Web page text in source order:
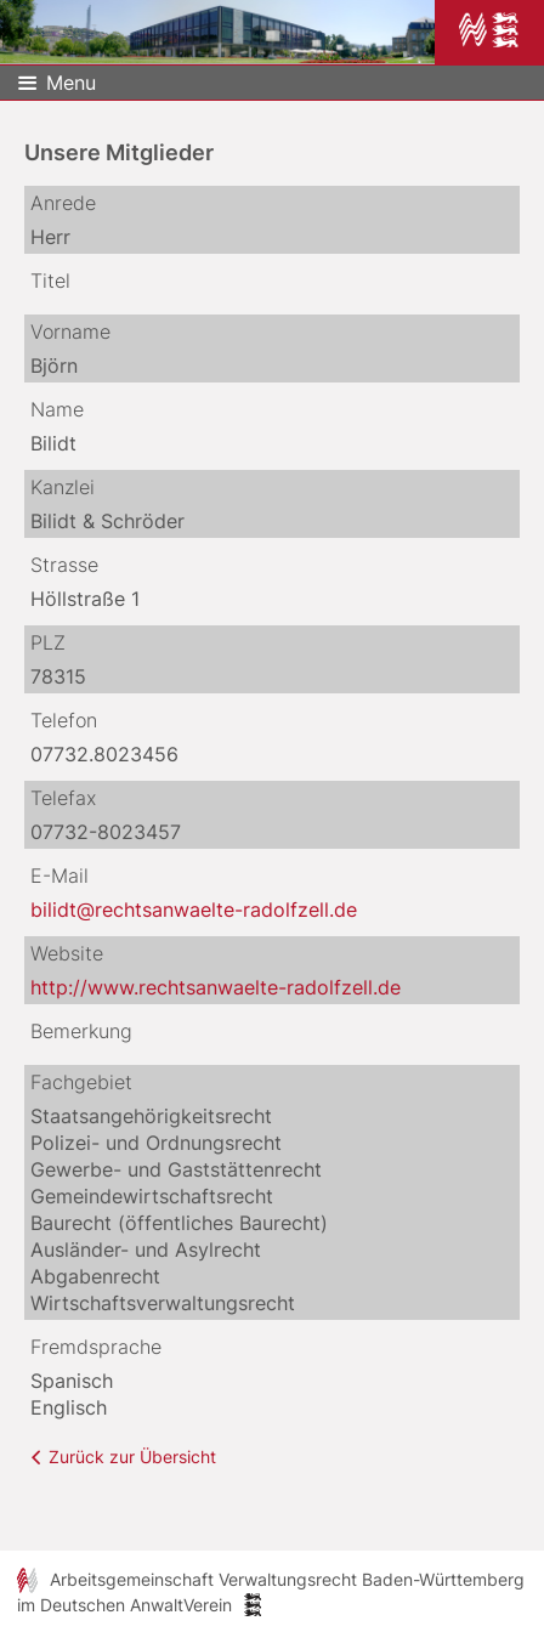
Menu
Unsere Mitglieder
Anrede
Herr
Titel
Vorname
Björn
Name
Bilidt
Kanzlei
Bilidt & Schröder
Strasse
Höllstraße 1
PLZ
78315
Telefon
07732.8023456
Telefax
07732-8023457
E-Mail
bilidt@rechtsanwaelte-radolfzell.de
Website
http://www.rechtsanwaelte-radolfzell.de
Bemerkung
Fachgebiet
Staatsangehörigkeitsrecht
Polizei- und Ordnungsrecht
Gewerbe- und Gaststättenrecht
Gemeindewirtschaftsrecht
Baurecht (öffentliches Baurecht)
Ausländer- und Asylrecht
Abgabenrecht
Wirtschaftsverwaltungsrecht
Fremdsprache
Spanisch
Englisch
Zurück zur Übersicht
Arbeitsgemeinschaft Verwaltungsrecht Baden-Württemberg
im Deutschen AnwaltVerein